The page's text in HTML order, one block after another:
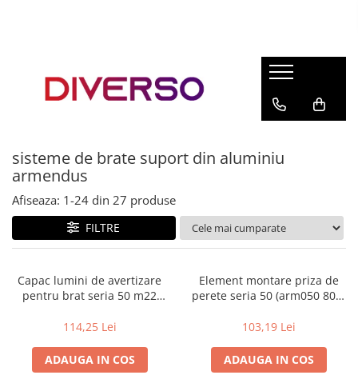
ASA
SILK
TPU
HIPS
MULTIMATERIAL
sisteme de brate suport din aluminiu
armendus
Afiseaza: 1-24 din 27 produse
FILTRE
Capac lumini de avertizare
pentru brat seria 50 m22
multiple)
114,25 Lei
ADAUGA IN COS
Element montare priza de
perete seria 50 (arm050 800)
103,19 Lei
ADAUGA IN COS